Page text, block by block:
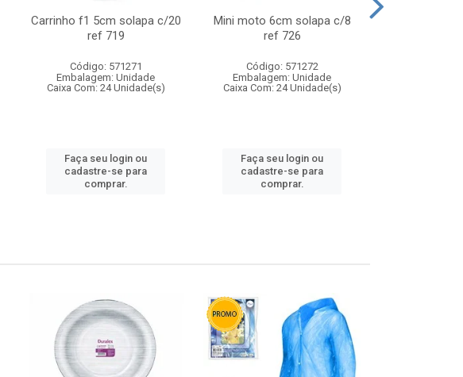
Carrinho f1 5cm solapa c/20
ref 719
Código: 571271
Embalagem: Unidade
Caixa Com: 24 Unidade(s)
Faça seu login ou
cadastre-se para
comprar.
Mini moto 6cm solapa c/8
ref 726
Código: 571272
Embalagem: Unidade
Caixa Com: 24 Unidade(s)
Faça seu login ou
cadastre-se para
comprar.